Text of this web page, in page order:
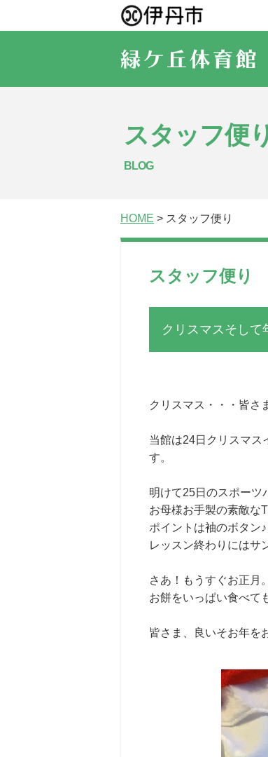
スタッフ便
BLOG
HOME > スタッフ便り
スタッフ便り
クリスマスそして
クリスマス・・・皆さ
当館は24日クリスマス
す。
明けて25日のスポーツ
お母様お手製の素敵な
ポイントは袖のボタン♪
レッスン終わりにはサ
さあ！もうすぐお正月。
お餅をいっぱい食べて
皆さま、良いそお年を